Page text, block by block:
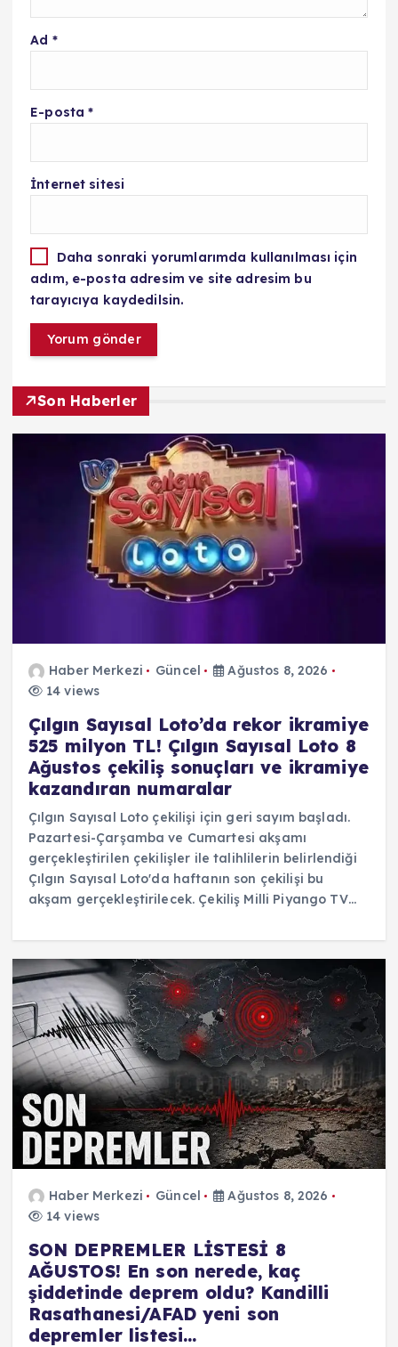
Ad *
E-posta*
İnternet sitesi
Daha sonraki yorumlarımda kullanılması için
adım, e-posta adresim ve site adresim bu
tarayıcıya kaydedilsin.
Son Haberler
Haber Merkezi Güncel
Ağustos 8, 2026
14 views
Çılgın Sayısal Loto’da rekor ikramiye
525 milyon TL! Çılgın Sayısal Loto 8
Ağustos çekiliş sonuçları ve ikramiye
kazandıran numaralar
Çılgın Sayısal Loto çekilişi için geri sayım başladı.
Pazartesi-Çarşamba ve Cumartesi akşamı
gerçekleştirilen çekilişler ile talihlilerin belirlendiği
Çılgın Sayısal Loto'da haftanın son çekilişi bu
akşam gerçekleştirilecek. Çekiliş Milli Piyango TV…
Haber Merkezi Güncel
Ağustos 8, 2026
14 views
SON DEPREMLER LİSTESİ 8
AĞUSTOS! En son nerede, kaç
şiddetinde deprem oldu? Kandilli
Rasathanesi/AFAD yeni son
depremler listesi…